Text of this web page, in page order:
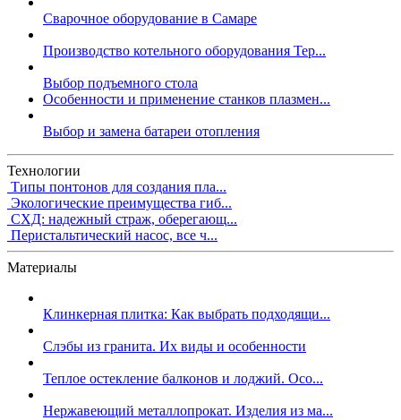
Сварочное оборудование в Самаре
Производство котельного оборудования Тер...
Выбор подъемного стола
Особенности и применение станков плазмен...
Выбор и замена батареи отопления
Технологии
Типы понтонов для создания пла...
Экологические преимущества гиб...
СХД: надежный страж, оберегающ...
Перистальтический насос, все ч...
Материалы
Клинкерная плитка: Как выбрать подходящи...
Слэбы из гранита. Их виды и особенности
Теплое остекление балконов и лоджий. Осо...
Нержавеющий металлопрокат. Изделия из ма...